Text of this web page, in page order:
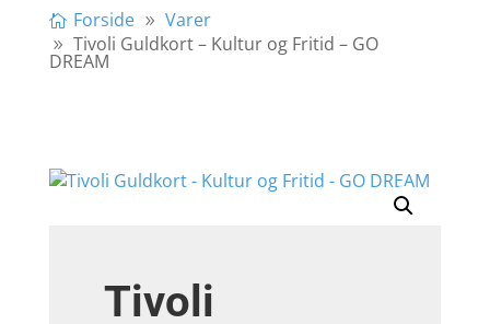
Forside
Varer
Tivoli Guldkort – Kultur og Fritid – GO
DREAM
Tivoli